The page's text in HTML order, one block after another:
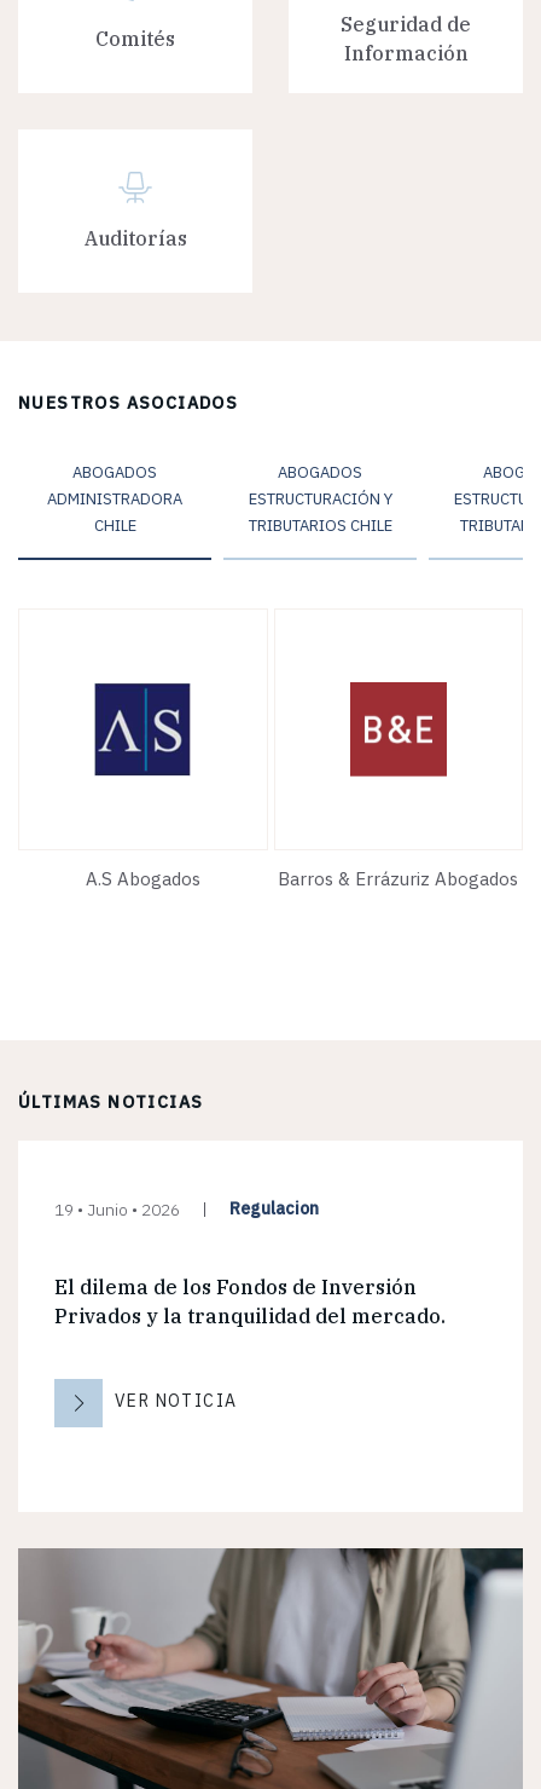
Comités
Seguridad de
Información
Auditorías
NUESTROS ASOCIADOS
ABOGADOS
ADMINISTRADORA
CHILE
ABOGADOS
ESTRUCTURACIÓN Y
TRIBUTARIOS CHILE
A.S Abogados Barros & Errázuriz Abogados
ÚLTIMAS NOTICIAS
19 • Junio • 2026 Regulacion
El dilema de los Fondos de Inversión
Privados y la tranquilidad del mercado.
VER NOTICIA